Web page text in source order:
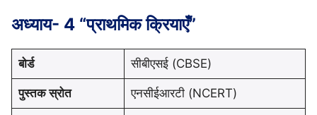
अध्याय- 4 “प्राथमिक क्रियाएँ”
बोर्ड सीबीएसई (CBSE)
पुस्तक स्रोत एनसीईआरटी (NCERT)